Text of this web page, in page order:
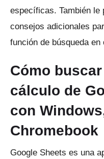
específicas. También le
consejos adicionales
función de búsqueda en
Cómo
cálculo de
con
Chromebook
Google Sheets es una